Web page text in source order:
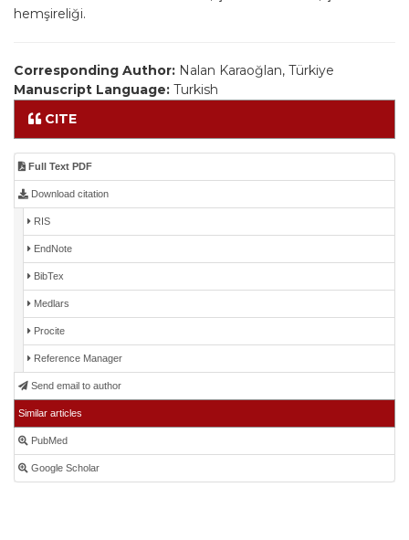
hemşireliği.
Corresponding Author: Nalan Karaoğlan, Türkiye
Manuscript Language: Turkish
CITE
Full Text PDF
Download citation
RIS
EndNote
BibTex
Medlars
Procite
Reference Manager
Send email to author
Similar articles
PubMed
Google Scholar